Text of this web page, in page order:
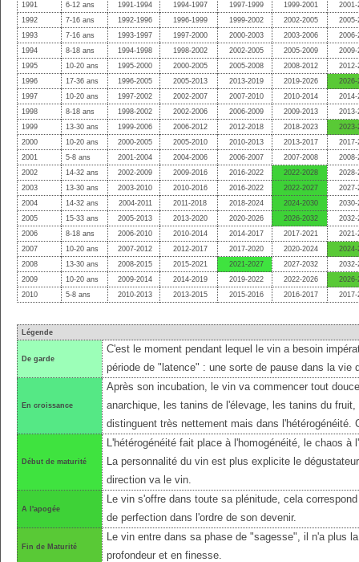
1991
6-12 ans 1991-1994 1994-1997 1997-1999 1999-2001
2001-
1992
7-16 ans 1992-1996 1996-1999 1999-2002 2002-2005
2005-
1993
7-16 ans 1993-1997 1997-2000 2000-2003 2003-2006
2006-
1994
8-18 ans 1994-1998 1998-2002 2002-2005 2005-2009
2009-
1995
10-20 ans 1995-2000 2000-2005 2005-2008 2008-2012
2012-
1996
17-36 ans 1996-2005 2005-2013 2013-2019 2019-2026
2026-
1997
10-20 ans 1997-2002 2002-2007 2007-2010 2010-2014
2014-
1998
8-18 ans 1998-2002 2002-2006 2006-2009 2009-2013
2013-
1999
13-30 ans 1999-2006 2006-2012 2012-2018 2018-2023
2023-
2000
10-20 ans 2000-2005 2005-2010 2010-2013 2013-2017
2017-
2001
5-8 ans 2001-2004 2004-2006 2006-2007 2007-2008
2008-
2002
14-32 ans 2002-2009 2009-2016 2016-2022 2022-2028
2028-
2003
13-30 ans 2003-2010 2010-2016 2016-2022 2022-2027
2027-
2004
14-32 ans 2004-2011 2011-2018 2018-2024 2024-2030
2030-
2005
15-33 ans 2005-2013 2013-2020 2020-2026 2026-2032
2032-
2006
8-18 ans 2006-2010 2010-2014 2014-2017 2017-2021
2021-
2007
10-20 ans 2007-2012 2012-2017 2017-2020 2020-2024
2024-
2008
13-30 ans 2008-2015 2015-2021 2021-2027 2027-2032
2032-
2009
10-20 ans 2009-2014 2014-2019 2019-2022 2022-2026
2026-
2010
5-8 ans 2010-2013 2013-2015 2015-2016 2016-2017 2017-
Légende
De garde
C'est le moment pendant lequel le vin a besoin
période de "latence" : une sorte de pause dans la vie
En croissance
Après son incubation, le vin va commencer tout
anarchique, les tanins de l'élevage, les tanins du
distinguent très nettement mais dans l'hétérogénéité.
Début de maturité
L'hétérogénéité fait place à l'homogénéité, le chaos
La personnalité du vin est plus explicite le
direction va le vin.
A l'apogée
Le vin s'offre dans toute sa plénitude, cela
de perfection dans l'ordre de son devenir.
Fin de Maturité
Le vin entre dans sa phase de "sagesse", il n'a plus
profondeur et en finesse.